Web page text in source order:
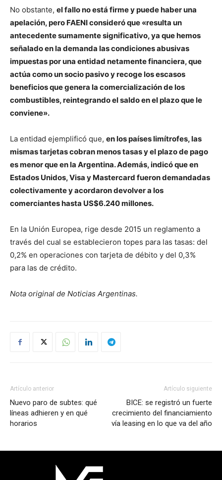
No obstante, el fallo no está firme y puede haber una
apelación, pero FAENI consideró que «resulta un
antecedente sumamente significativo, ya que hemos
señalado en la demanda las condiciones abusivas
impuestas por una entidad netamente financiera, que
actúa como un socio pasivo y recoge los escasos
beneficios que genera la comercialización de los
combustibles, reintegrando el saldo en el plazo que le
conviene».
La entidad ejemplificó que, en los países limítrofes, las
mismas tarjetas cobran menos tasas y el plazo de pago
es menor que en la Argentina. Además, indicó que en
Estados Unidos, Visa y Mastercard fueron demandadas
colectivamente y acordaron devolver a los
comerciantes hasta US$6.240 millones.
En la Unión Europea, rige desde 2015 un reglamento a
través del cual se establecieron topes para las tasas: del
0,2% en operaciones con tarjeta de débito y del 0,3%
para las de crédito.
Nota original de Noticias Argentinas.
Artículo anterior
Nuevo paro de subtes: qué
líneas adhieren y en qué
horarios
Artículo siguiente
BICE: se registró un fuerte
crecimiento del financiamiento
vía leasing en lo que va del año